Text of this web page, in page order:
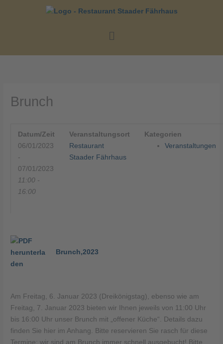
Menü
Brunch
Datum/Zeit
06/01/2023
-
07/01/2023
11:00 -
16:00
Veranstaltungsort
Restaurant
Staader Fährhaus
Kategorien
Veranstaltungen
Brunch,2023
Am Freitag, 6. Januar 2023 (Dreikönigstag), ebenso wie am
Freitag, 7. Januar 2023 bieten wir Ihnen jeweils von 11:00 Uhr
bis 16:00 Uhr unser Brunch mit „offener Küche“. Details dazu
finden Sie hier im Anhang. Bitte reservieren Sie rasch für diese
Termine; wir sind am Brunch immer schnell ausgebucht! Bitte